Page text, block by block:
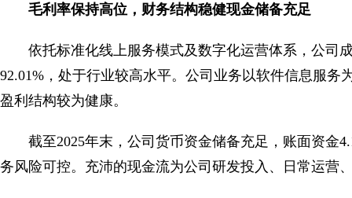
毛利率保持高位，财务结构稳健现金储备充足
依托标准化线上服务模式及数字化运营体系，公司
92.01%，处于行业较高水平。公司业务以软件信息服
盈利结构较为健康。
截至2025年末，公司货币资金储备充足，账面资金
务风险可控。充沛的现金流为公司研发投入、日常运营